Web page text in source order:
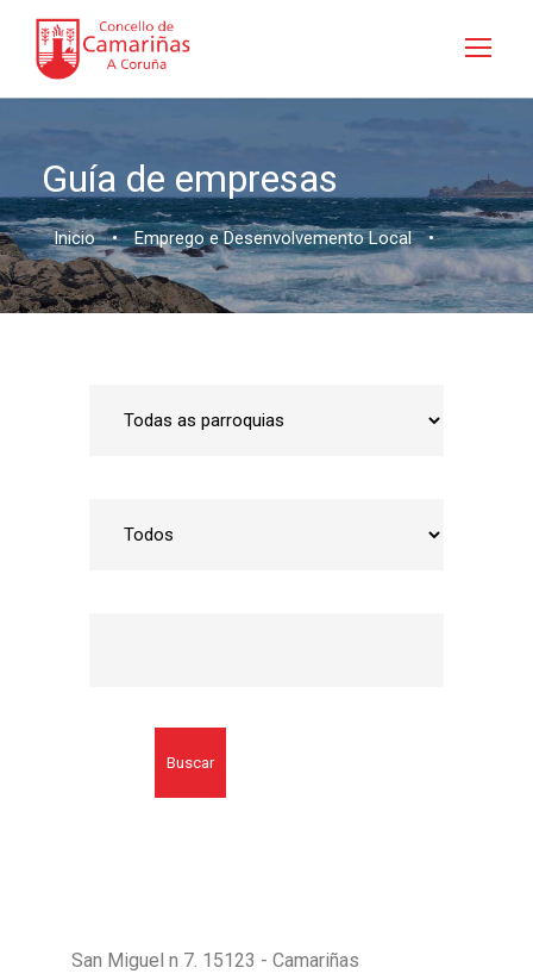
Guía de empresas
Inicio • Emprego e Desenvolvemento Local •
Buscar
San Miguel n 7. 15123 - Camariñas